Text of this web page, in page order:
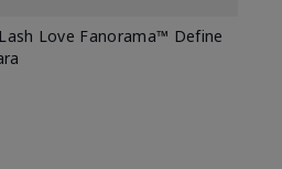
Love Fanorama™ Define